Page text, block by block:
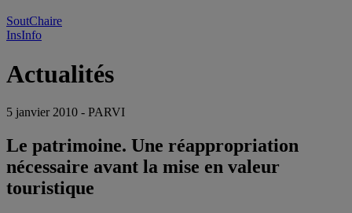
SoutChaire
InsInfo
Actualités
5 janvier 2010 - PARVI
Le patrimoine. Une réappropriation
nécessaire avant la mise en valeur
touristique